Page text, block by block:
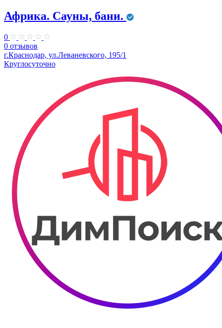
Африка. Сауны, бани.
0
0 отзывов
г.Краснодар, ул.Леваневского, 195/1
Круглосуточно